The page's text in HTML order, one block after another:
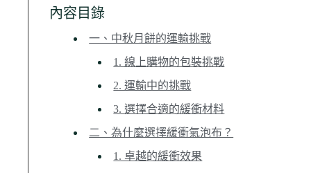
內容目錄
一、中秋月餅的運輸挑戰
1. 線上購物的包裝挑戰
2. 運輸中的挑戰
3. 選擇合適的緩衝材料
二、為什麼選擇緩衝氣泡布？
1. 卓越的緩衝效果